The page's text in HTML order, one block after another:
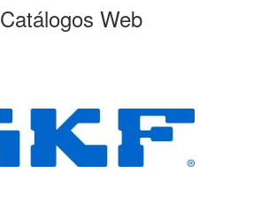
Catálogos Web